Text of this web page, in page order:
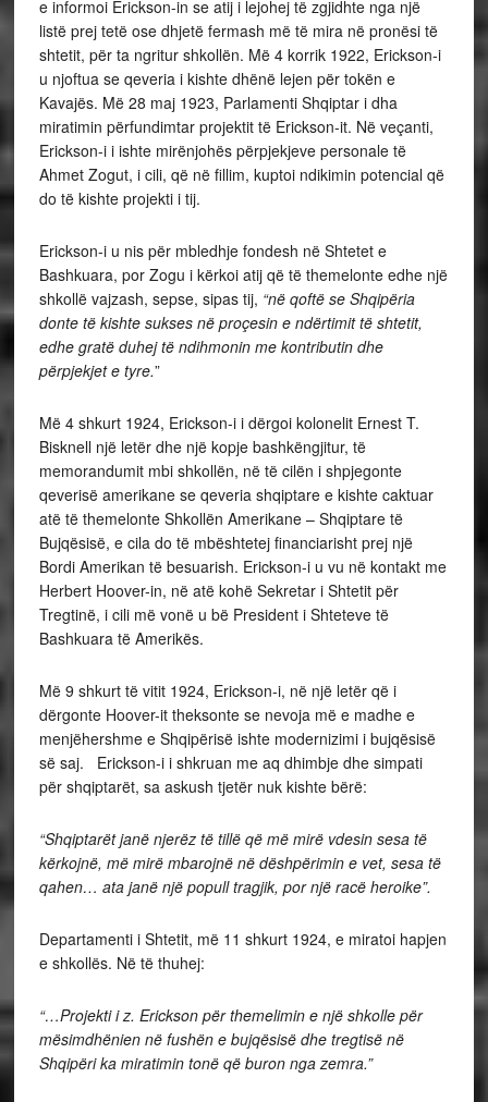
e informoi Erickson-in se atij i lejohej të zgjidhte nga një
listë prej tetë ose dhjetë fermash më të mira në pronësi të
shtetit, për ta ngritur shkollën. Më 4 korrik 1922, Erickson-i
u njoftua se qeveria i kishte dhënë lejen për tokën e
Kavajës. Më 28 maj 1923, Parlamenti Shqiptar i dha
miratimin përfundimtar projektit të Erickson-it. Në veçanti,
Erickson-i i ishte mirënjohës përpjekjeve personale të
Ahmet Zogut, i cili, që në fillim, kuptoi ndikimin potencial që
do të kishte projekti i tij.
Erickson-i u nis për mbledhje fondesh në Shtetet e
Bashkuara, por Zogu i kërkoi atij që të themelonte edhe një
shkollë vajzash, sepse, sipas tij, “në qoftë se Shqipëria
donte të kishte sukses në proçesin e ndërtimit të shtetit,
edhe gratë duhej të ndihmonin me kontributin dhe
përpjekjet e tyre.”
Më 4 shkurt 1924, Erickson-i i dërgoi kolonelit Ernest T.
Bisknell një letër dhe një kopje bashkëngjitur, të
memorandumit mbi shkollën, në të cilën i shpjegonte
qeverisë amerikane se qeveria shqiptare e kishte caktuar
atë të themelonte Shkollën Amerikane – Shqiptare të
Bujqësisë, e cila do të mbështetej financiarisht prej një
Bordi Amerikan të besuarish. Erickson-i u vu në kontakt me
Herbert Hoover-in, në atë kohë Sekretar i Shtetit për
Tregtinë, i cili më vonë u bë President i Shteteve të
Bashkuara të Amerikës.
Më 9 shkurt të vitit 1924, Erickson-i, në një letër që i
dërgonte Hoover-it theksonte se nevoja më e madhe e
menjëhershme e Shqipërisë ishte modernizimi i bujqësisë
së saj. Erickson-i i shkruan me aq dhimbje dhe simpati
për shqiptarët, sa askush tjetër nuk kishte bërë:
“Shqiptarët janë njerëz të tillë që më mirë vdesin sesa të
kërkojnë, më mirë mbarojnë në dëshpërimin e vet, sesa të
qahen… ata janë një popull tragjik, por një racë heroike”.
Departamenti i Shtetit, më 11 shkurt 1924, e miratoi hapjen
e shkollës. Në të thuhej:
“…Projekti i z. Erickson për themelimin e një shkolle për
mësimdhënien në fushën e bujqësisë dhe tregtisë në
Shqipëri ka miratimin tonë që buron nga zemra.”